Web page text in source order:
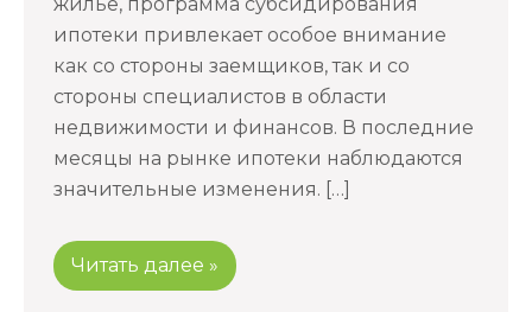
жилье, программа субсидирования
ипотеки привлекает особое внимание
как со стороны заемщиков, так и со
стороны специалистов в области
недвижимости и финансов. В последние
месяцы на рынке ипотеки наблюдаются
значительные изменения. […]
Читать далее »